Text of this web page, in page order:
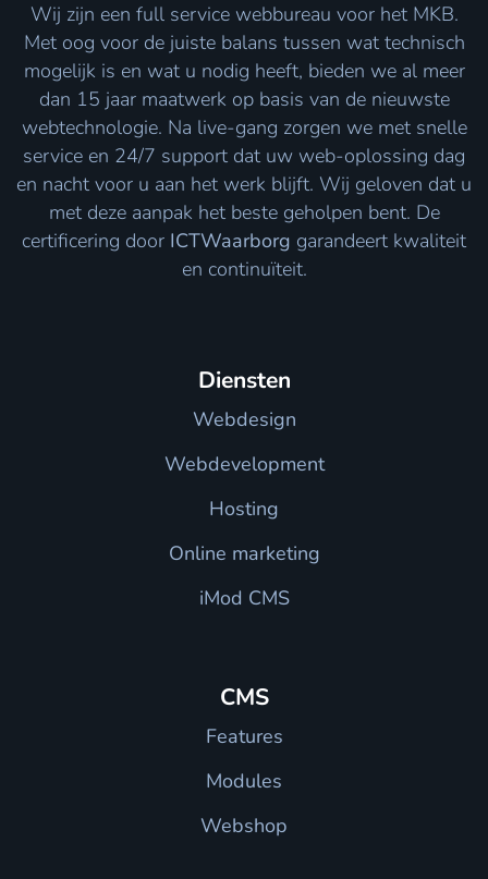
Wij zijn een full service webbureau voor het MKB.
Met oog voor de juiste balans tussen wat technisch
mogelijk is en wat u nodig heeft, bieden we al meer
dan 15 jaar maatwerk op basis van de nieuwste
webtechnologie. Na live-gang zorgen we met snelle
service en 24/7 support dat uw web-oplossing dag
en nacht voor u aan het werk blijft. Wij geloven dat u
met deze aanpak het beste geholpen bent. De
certificering door ICTWaarborg garandeert kwaliteit
en continuïteit.
Diensten
Webdesign
Webdevelopment
Hosting
Online marketing
iMod CMS
CMS
Features
Modules
Webshop